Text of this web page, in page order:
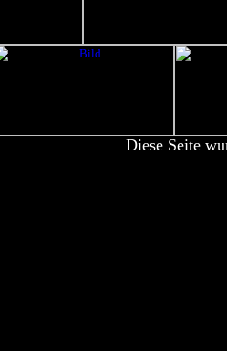
Diese Seite